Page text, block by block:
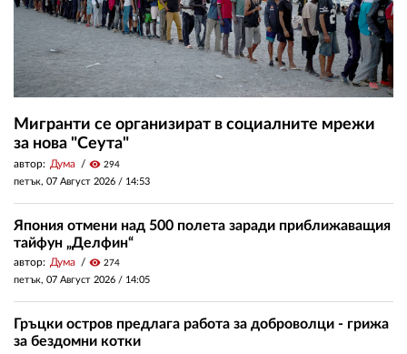
Мигранти се организират в социалните мрежи
за нова "Сеута"
автор: Дума visibility 294
петък, 07 Август 2026 / 14:53
Япония отмени над 500 полета заради приближаващия
тайфун „Делфин“
автор: Дума visibility 274
петък, 07 Август 2026 / 14:05
Гръцки остров предлага работа за доброволци - грижа
за бездомни котки